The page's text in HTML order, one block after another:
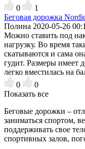
0
1
Беговая дорожка
Полина 2020-05-26
Можно ставить под
нагрузку. Во время
скатываются и сама
гудит. Размеры имеет
легко вместилась на
0
0
Показать все
Беговые дорожки –
заниматься спортом,
поддерживать свое
спортивных залов,